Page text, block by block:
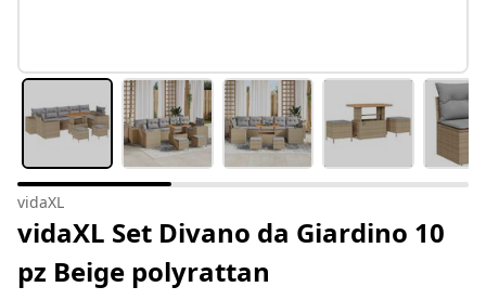
vidaXL
vidaXL Set Divano da Giardino 10
pz Beige polyrattan